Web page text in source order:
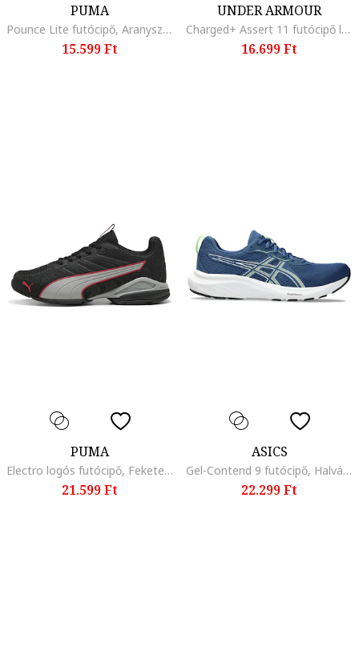
PUMA
Pounce Lite futócipő, Aranyszín/Fekete/Fehér
15.599 Ft
UNDER ARMOUR
Charged+ Assert 11 futócipő logóval, Zöld/Fekete
16.699 Ft
PUMA
Electro logós futócipő, Fekete, Szürke,
21.599 Ft
ASICS
Gel-Contend 9 futócipő, Halványzöld/Olajkék
22.299 Ft